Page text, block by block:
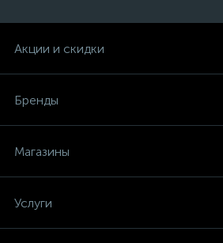
Акции и скидки
Бренды
Магазины
Услуги